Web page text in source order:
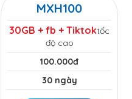
MXH100
30GB + fb + Tiktoktốc
độ cao
100.000đ
30 ngày